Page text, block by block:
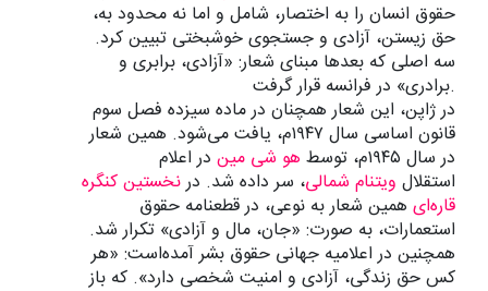
حقوق انسان را به اختصار، شامل و اما نه محدود به،
حق زیستن، آزادی و جستجوی خوشبختی تبیین کرد.
سه اصلی که بعدها مبنای شعار: «آزادی، برابری و
برادری» در فرانسه قرار گرفت.
در ژاپن، این شعار همچنان در ماده سیزده فصل سوم
قانون اساسی سال ۱۹۴۷م، یافت می‌شود. همین شعار
در سال ۱۹۴۵م، توسط
هو شی مین در اعلام
استقلال ویتنام شمالی، سر داده شد. درنخستین کنگره
قاره‌ای همین شعار به نوعی، در قطعنامه حقوق
استعمارات، به صورت: «جان، مال و آزادی» تکرار شد.
همچنین در اعلامیه جهانی حقوق بشر آمده‌است: «هر
کس حق زندگی، آزادی و امنیت شخصی دارد». که باز